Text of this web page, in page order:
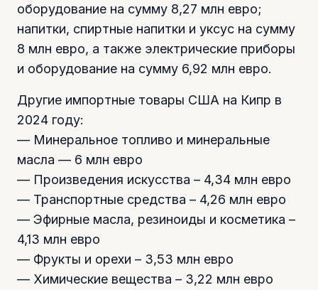
оборудование на сумму 8,27 млн евро;
напитки, спиртные напитки и уксус на сумму
8 млн евро, а также электрические приборы
и оборудование на сумму 6,92 млн евро.
Другие импортные товары США на Кипр в
2024 году:
— Минеральное топливо и минеральные
масла — 6 млн евро
— Произведения искусства – 4,34 млн евро
— Транспортные средства – 4,26 млн евро
— Эфирные масла, резиноиды и косметика –
4,13 млн евро
— Фрукты и орехи – 3,53 млн евро
— Химические вещества – 3,22 млн евро